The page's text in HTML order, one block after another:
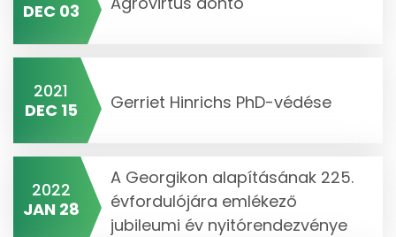
DEC 03
2021
DEC 15
Gerriet Hinrichs PhD-védése
2022
JAN 28
A Georgikon alapításának 225.
évfordulójára emlékező
jubileumi év nyitórendezvénye